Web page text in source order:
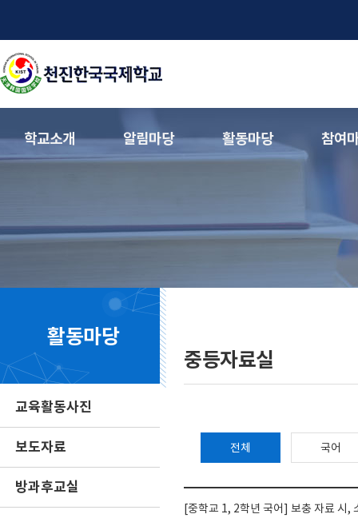
학교소개 알림마당 활동마당 참여
활동마당
교육활동사진
보도자료
방과후교실
중등자료실
전체 국어
[중학교 1, 2학년 국어] 보충 자료 시,